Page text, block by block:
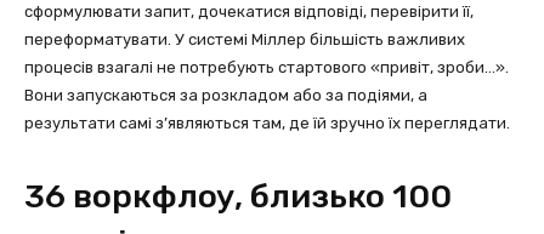
сформулювати запит, дочекатися відповіді, перевірити її,
переформатувати. У системі Міллер більшість важливих
процесів взагалі не потребують стартового «привіт, зроби…».
Вони запускаються за розкладом або за подіями, а
результати самі з’являються там, де їй зручно їх переглядати.
36 воркфлоу, близько 100